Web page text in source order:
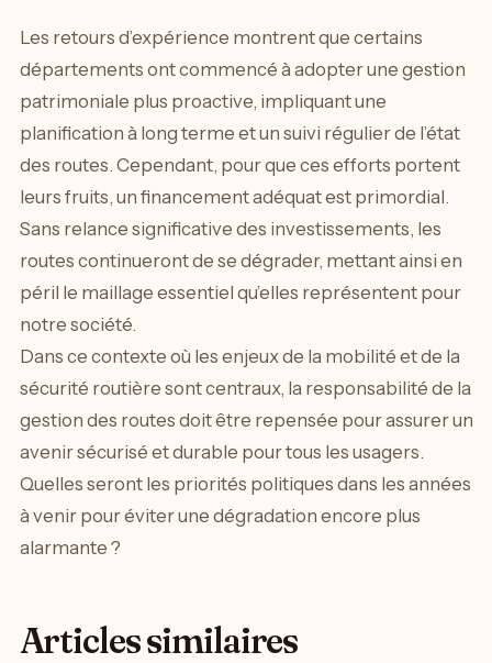
Les retours d’expérience montrent que certains
départements ont commencé à adopter une gestion
patrimoniale plus proactive, impliquant une
planification à long terme et un suivi régulier de l’état
des routes. Cependant, pour que ces efforts portent
leurs fruits, un financement adéquat est primordial.
Sans relance significative des investissements, les
routes continueront de se dégrader, mettant ainsi en
péril le maillage essentiel qu’elles représentent pour
notre société.
Dans ce contexte où les enjeux de la mobilité et de la
sécurité routière sont centraux, la responsabilité de la
gestion des routes doit être repensée pour assurer un
avenir sécurisé et durable pour tous les usagers.
Quelles seront les priorités politiques dans les années
à venir pour éviter une dégradation encore plus
alarmante ?
Articles similaires